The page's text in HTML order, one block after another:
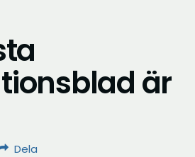
är
Dela